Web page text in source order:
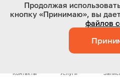
Контакты Услуги
ООО "Оригинал-сервис".
Работает на технологиях:Jaky
Продолжая
кнопку «Принимаю», вы
файлов